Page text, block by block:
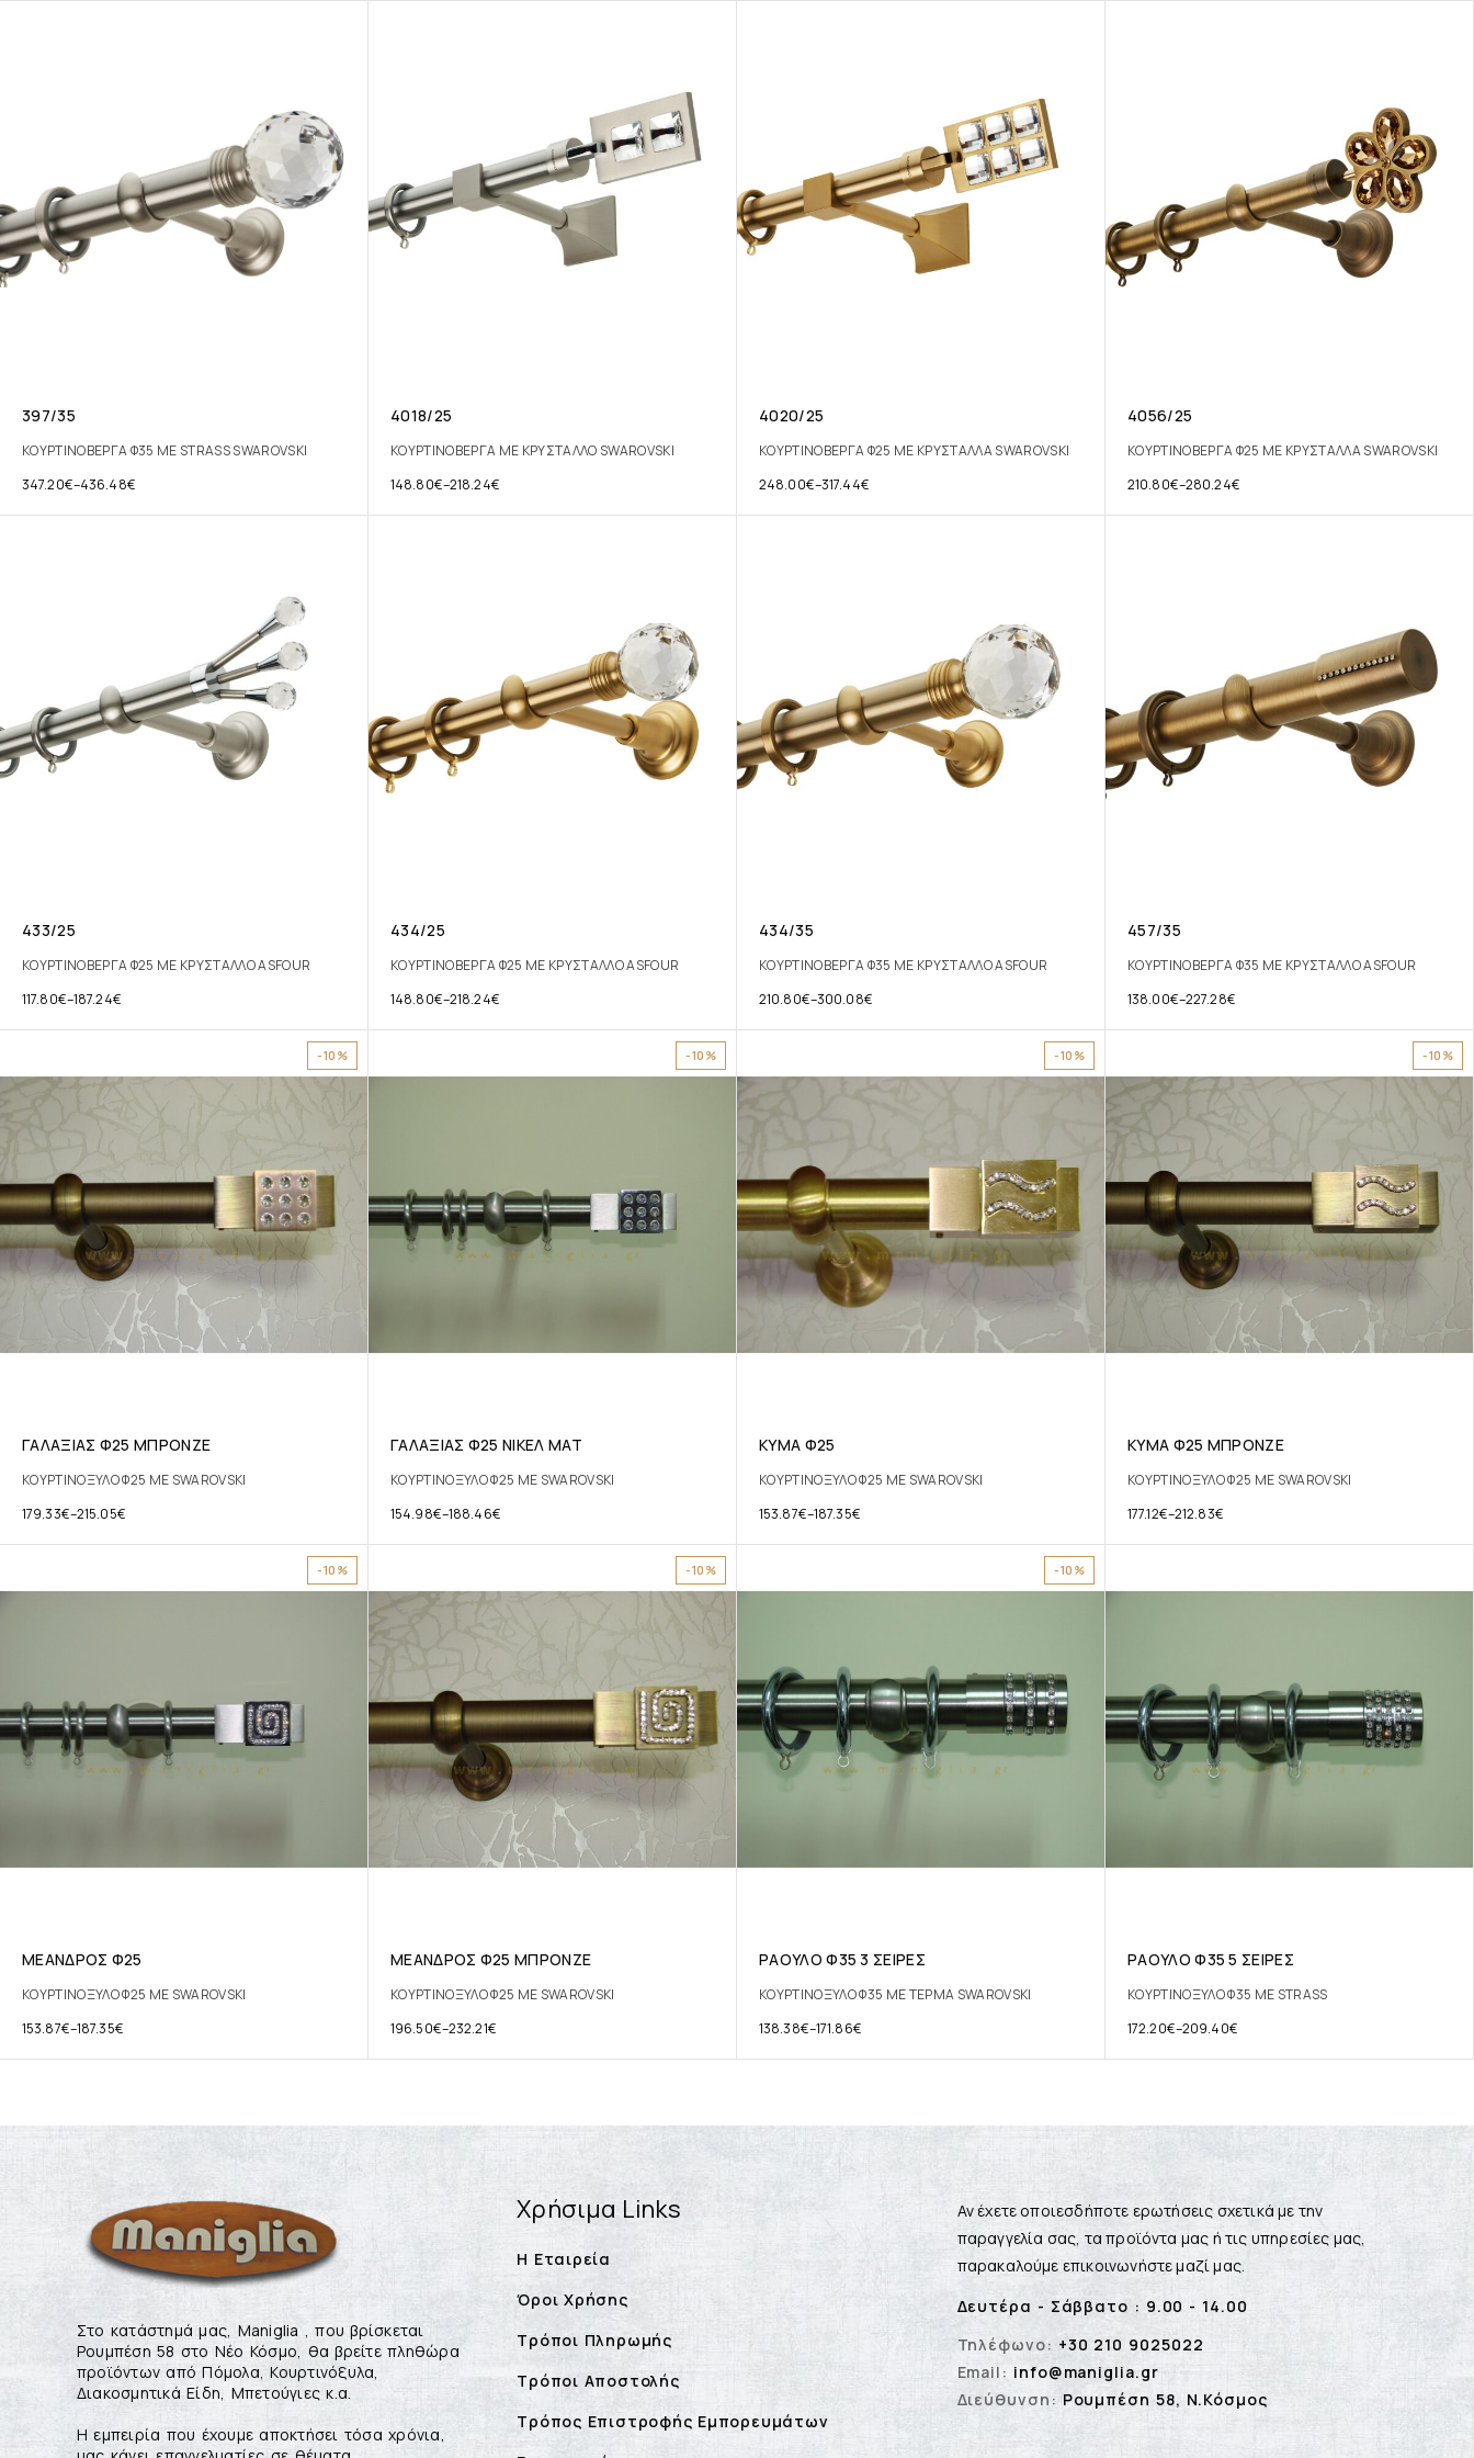
397/35
ΚΟΥΡΤΙΝΟΒΕΡΓΑ Φ35 ΜΕ STRASS SWAROVSKI
347.20€–436.48€
4018/25
ΚΟΥΡΤΙΝΟΒΕΡΓΑ ΜΕ ΚΡΥΣΤΑΛΛΟ SWAROVSKI
148.80€–218.24€
4020/25
ΚΟΥΡΤΙΝΟΒΕΡΓΑ Φ25 ΜΕ ΚΡΥΣΤΑΛΛA SWAROVSKI
248.00€–317.44€
4056/25
ΚΟΥΡΤΙΝΟΒΕΡΓΑ Φ25 ΜΕ ΚΡΥΣΤΑΛΛΑ SWAROVSKI
210.80€–280.24€
433/25
ΚΟΥΡΤΙΝΟΒΕΡΓΑ Φ25 ΜΕ ΚΡΥΣΤΑΛΛΟ ASFOUR
117.80€–187.24€
434/25
ΚΟΥΡΤΙΝΟΒΕΡΓΑ Φ25 ΜΕ ΚΡΥΣΤAΛΛΟ ASFOUR
148.80€–218.24€
434/35
ΚΟΥΡΤΙΝΟΒΕΡΓΑ Φ35 ΜΕ ΚΡΥΣΤΑΛΛΟ ASFOUR
210.80€–300.08€
457/35
ΚΟΥΡΤΙΝΟΒΕΡΓΑ Φ35 ΜΕ ΚΡΥΣΤΑΛΛΟ ASFOUR
138.00€–227.28€
-10%
ΓΑΛΑΞΙΑΣ Φ25 ΜΠΡΟΝΖΕ
ΚΟΥΡΤΙΝΟΞΥΛΟ Φ25 ΜΕ SWAROVSKI
179.33€–215.05€
-10%
ΓΑΛΑΞΙΑΣ Φ25 ΝΙΚΕΛ ΜΑΤ
ΚΟΥΡΤΙΝΟΞΥΛΟ Φ25 ΜΕ SWAROVSKI
154.98€–188.46€
-10%
ΚΥΜΑ Φ25
ΚΟΥΡΤΙΝΟΞΥΛΟ Φ25 ΜΕ SWAROVSKI
153.87€–187.35€
-10%
ΚΥΜΑ Φ25 ΜΠΡΟΝΖΕ
ΚΟΥΡΤΙΝΟΞΥΛΟ Φ25 ΜΕ SWAROVSKI
177.12€–212.83€
-10%
ΜΕΑΝΔΡΟΣ Φ25
ΚΟΥΡΤΙΝΟΞΥΛΟ Φ25 ΜΕ SWAROVSKI
153.87€–187.35€
-10%
ΜΕΑΝΔΡΟΣ Φ25 ΜΠΡΟΝΖΕ
ΚΟΥΡΤΙΝΟΞΥΛΟ Φ25 ΜΕ SWAROVSKI
196.50€–232.21€
-10%
ΡΑΟΥΛΟ Φ35 3 ΣΕΙΡΕΣ
ΚΟΥΡΤΙΝΟΞΥΛΟ Φ35 ΜΕ ΤΕΡΜΑ SWAROVSKI
138.38€–171.86€
ΡΑΟΥΛΟ Φ35 5 ΣΕΙΡΕΣ
ΚΟΥΡΤΙΝΟΞΥΛΟ Φ35 ΜΕ STRASS
172.20€–209.40€
Στο κατάστημά μας, Maniglia , που βρίσκεται
Ρουμπέση 58 στο Νέο Κόσμο, θα βρείτε πληθώρα
προϊόντων από Πόμολα, Κουρτινόξυλα,
Διακοσμητικά Είδη, Μπετούγιες κ.α.
Η εμπειρία που έχουμε αποκτήσει τόσα χρόνια,
Χρήσιμα Links
Η Εταιρεία
Όροι Χρήσης
Τρόποι Πληρωμής
Τρόποι Αποστολής
Τρόπος Επιστροφής Εμπορευμάτων
Αν έχετε οποιεσδήποτε ερωτήσεις σχετικά με την
παραγγελία σας, τα προϊόντα μας ή τις υπηρεσίες μας,
παρακαλούμε επικοινωνήστε μαζί μας.
Δευτέρα - Σάββατο : 9.00 - 14.00
Τηλέφωνο: +30 210 9025022
Email: info@maniglia.gr
Διεύθυνση: Ρουμπέση 58, Ν.Κόσμος